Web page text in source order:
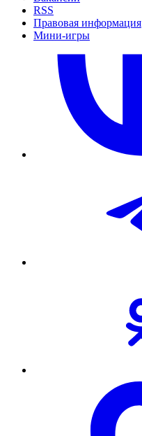
RSS
Правовая информация
Мини-игры